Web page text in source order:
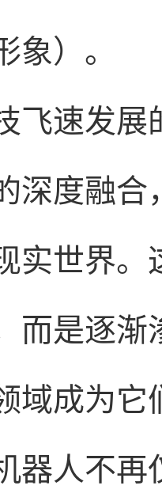
象）。
飞速发展
深度融合
实世界
而是逐渐
域成为
器人不再